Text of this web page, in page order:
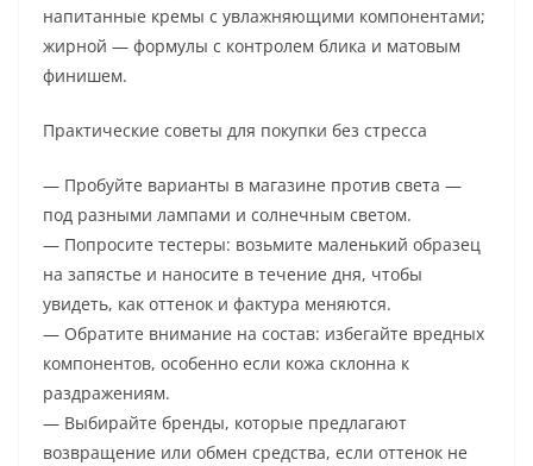
напитанные кремы с увлажняющими компонентами;
жирной — формулы с контролем блика и матовым
финишем.
Практические советы для покупки без стресса
— Пробуйте варианты в магазине против света —
под разными лампами и солнечным светом.
— Попросите тестеры: возьмите маленький образец
на запястье и наносите в течение дня, чтобы
увидеть, как оттенок и фактура меняются.
— Обратите внимание на состав: избегайте вредных
компонентов, особенно если кожа склонна к
раздражениям.
— Выбирайте бренды, которые предлагают
возвращение или обмен средства, если оттенок не